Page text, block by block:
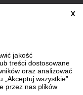
X
jakość
treści dostosowane
oraz analizować
„Akceptuj wszystkie”
przez nas plików